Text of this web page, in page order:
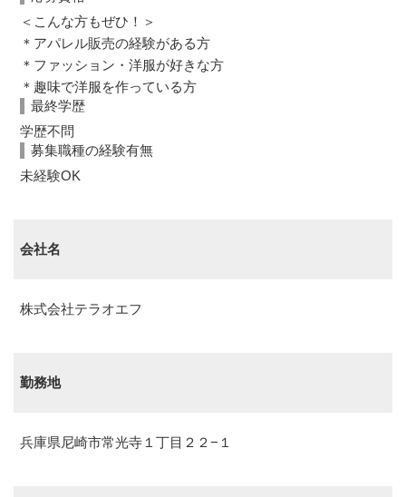
＜こんな方もぜひ！＞
＊アパレル販売の経験がある方
＊ファッション・洋服が好きな方
＊趣味で洋服を作っている方
最終学歴
学歴不問
募集職種の経験有無
未経験OK
会社名
株式会社テラオエフ
勤務地
兵庫県尼崎市常光寺１丁目２２−１